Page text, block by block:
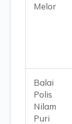
Melor
Balai
Polis
Nilam
Puri